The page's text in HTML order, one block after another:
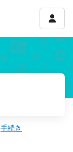
アカ
手続き